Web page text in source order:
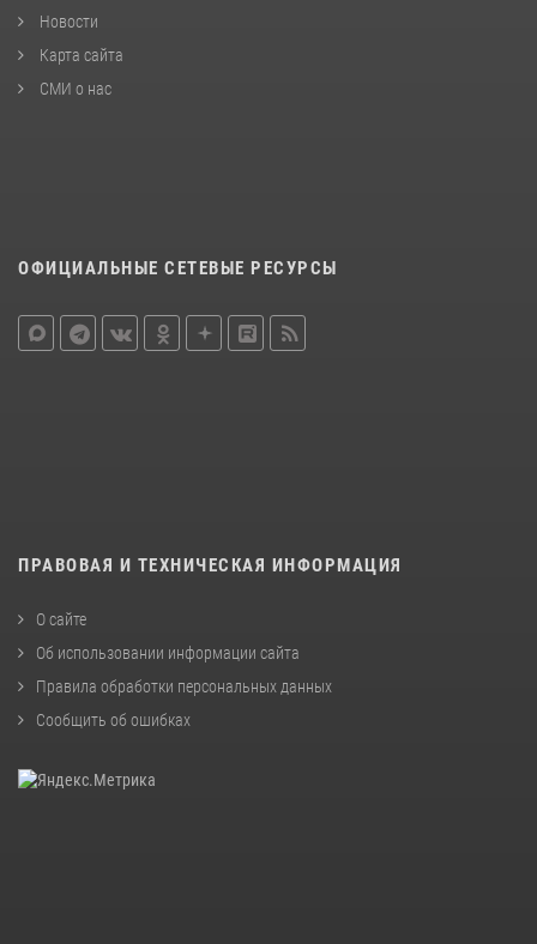
Новости
Карта сайта
СМИ о нас
ОФИЦИАЛЬНЫЕ СЕТЕВЫЕ РЕСУРСЫ
ПРАВОВАЯ И ТЕХНИЧЕСКАЯ ИНФОРМАЦИЯ
О сайте
Об использовании информации сайта
Правила обработки персональных данных
Сообщить об ошибках